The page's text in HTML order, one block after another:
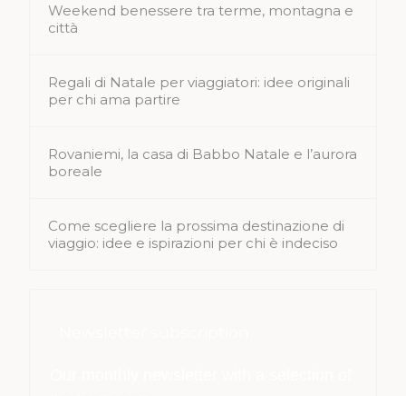
Weekend benessere tra terme, montagna e
città
Regali di Natale per viaggiatori: idee originali
per chi ama partire
Rovaniemi, la casa di Babbo Natale e l’aurora
boreale
Come scegliere la prossima destinazione di
viaggio: idee e ispirazioni per chi è indeciso